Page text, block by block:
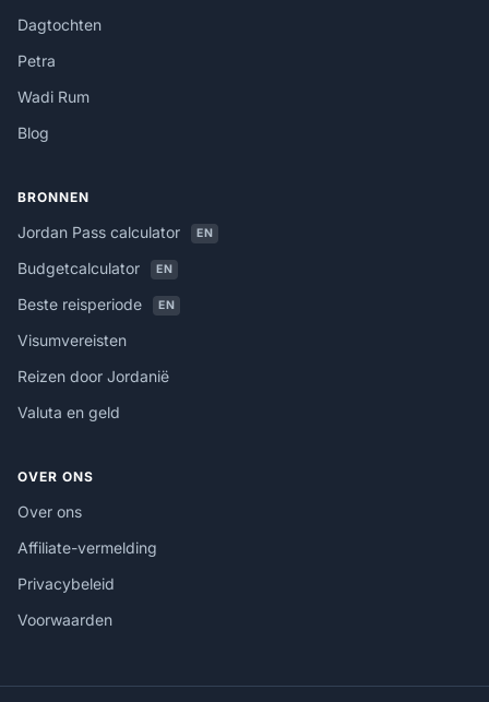
Dagtochten
Petra
Wadi Rum
Blog
BRONNEN
Jordan Pass calculator EN
Budgetcalculator EN
Beste reisperiode EN
Visumvereisten
Reizen door Jordanië
Valuta en geld
OVER ONS
Over ons
Affiliate-vermelding
Privacybeleid
Voorwaarden